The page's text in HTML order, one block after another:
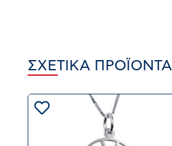
ΣΧΕΤΙΚΆ ΠΡΟΪΌΝΤΑ